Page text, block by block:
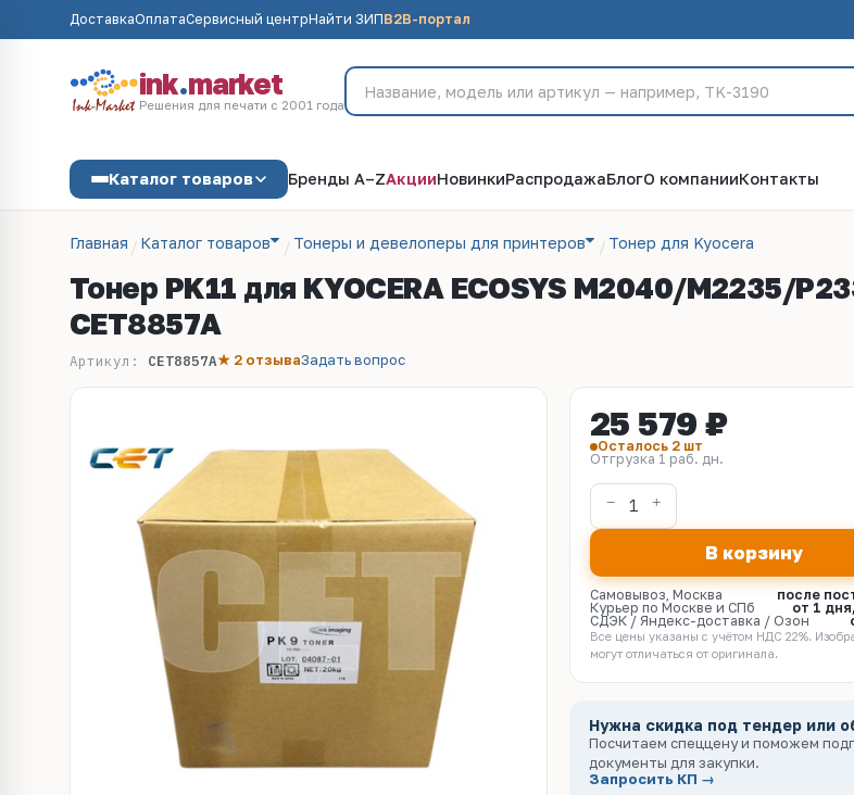
ДоставкаОплатаСервисный центрНайти ЗИПB2B-портал
ink.market
Решения для печати с 2001 года
Каталог товаров Бренды A–ZАкцииНовинкиРаспродажаБлогО компанииКонтакты
Главная Каталог товаров Тонеры и девелоперы для принтеров Тонер для Kyocera
Тонер PK11 для KYOCERA ECOSYS M2040/M2235/
CET8857A
Артикул: CET8857A★ 2 отзываЗадать вопрос
25 579 ₽
Осталось 2 шт
Отгрузка 1 раб. дн.
В корзину
Самовывоз, Москва
после
Курьер по Москве и СПб
от 1
СДЭК / Яндекс-доставка / Озон
Все цены указаны с учётом НДС 22%.
могут отличаться от оригинала.
Нужна скидка под тендер или
Посчитаем спеццену и поможем
документы для закупки.
Запросить КП →